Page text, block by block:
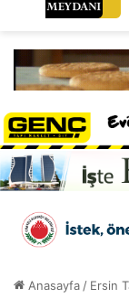
Anasayfa / Ersin